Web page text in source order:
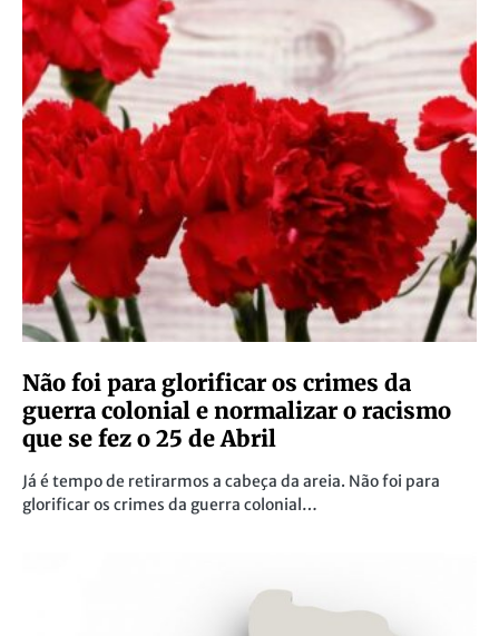
Não foi para glorificar os crimes da
guerra colonial e normalizar o racismo
que se fez o 25 de Abril
Já é tempo de retirarmos a cabeça da areia. Não foi para
glorificar os crimes da guerra colonial…